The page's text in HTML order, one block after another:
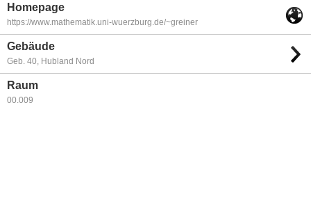
Homepage
https://www.mathematik.uni-wuerzburg.de/~greiner
Gebäude
Geb. 40, Hubland Nord
Raum
00.009